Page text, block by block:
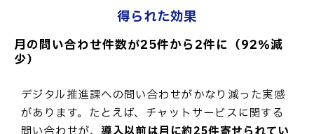
得られた効果
月の問い合わせ件数が25件から2件に（92％減
少）
デジタル推進課への問い合わせがかなり減った実感
があります。たとえば、チャットサービスに関する